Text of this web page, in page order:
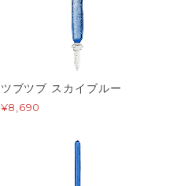
ツブツブ スカイブルー
¥8,690